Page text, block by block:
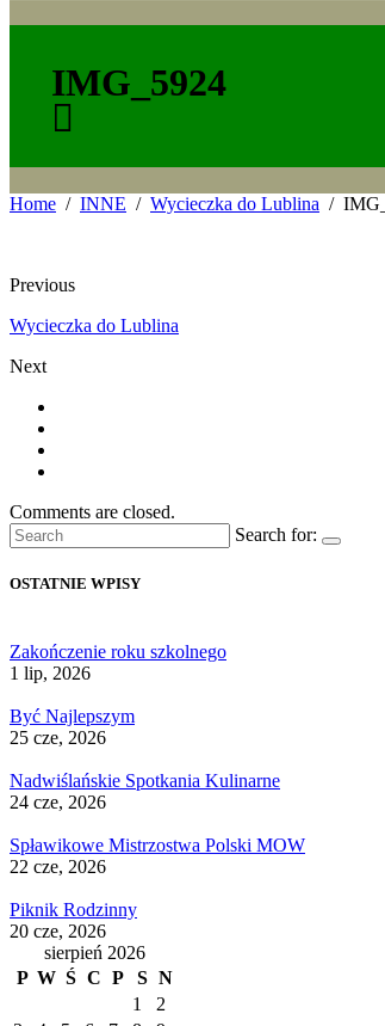
IMG_5924
Home INNE Wycieczka do Lublina
Previous
Wycieczka do Lublina
Next
Comments are closed.
Search for:
OSTATNIE WPISY
Zakończenie roku szkolnego
1 lip, 2026
Być Najlepszym
25 cze, 2026
Nadwiślańskie Spotkania Kulinarne
24 cze, 2026
Spławikowe Mistrzostwa Polski MOW
22 cze, 2026
Piknik Rodzinny
20 cze, 2026
sierpień 2026
P W Ś C P S N
1
2